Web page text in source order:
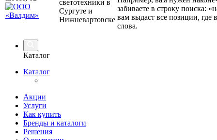
светотехники в
Сургуте и
Нижневартовске
забиваете в строку поиска:
вам выдаст все позиции, где
слова.
Каталог
Каталог
Акции
Услуги
Как купить
Бренды и каталоги
Решения